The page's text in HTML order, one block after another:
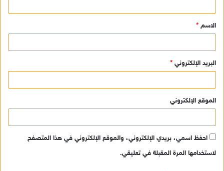
ق
*
الاسم *
البريد الإلكتروني *
الموقع الإلكتروني
احفظ اسمي، بريدي الإلكتروني، والموقع الإلكتروني في هذا المتصفح
لاستخدامها المرة المقبلة في تعليقي.